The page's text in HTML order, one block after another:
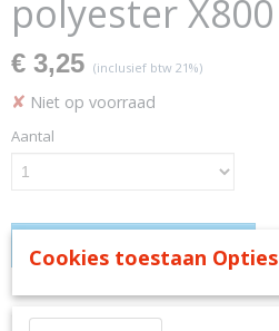
polyester X800
€ 3,25 (inclusief btw 21%)
✘ Niet op voorraad
Aantal
IN WINKELWAGEN
Omschrijving
Cookies toestaan Opties